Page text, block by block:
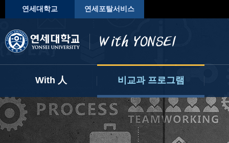
연세대학교 연세포탈서비스
With 人 비교과 프로그램
My With
자기개발 마일리지
프로그램 신청하기
사전 운영 계획
진